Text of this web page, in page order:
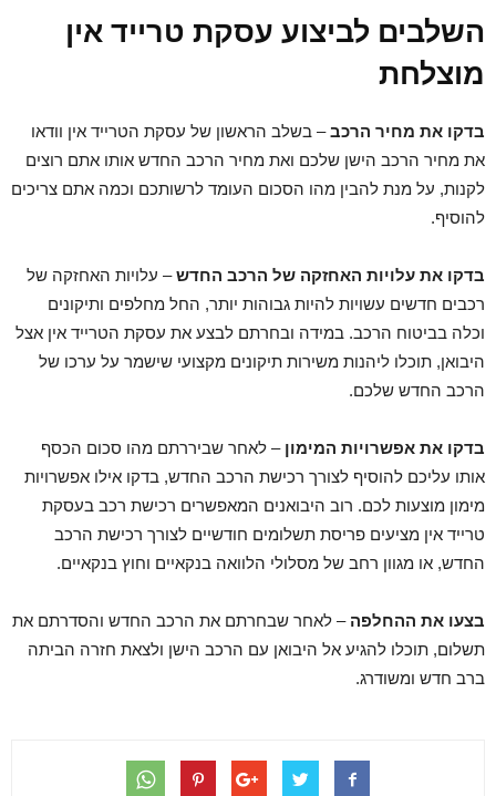
השלבים לביצוע עסקת טרייד אין
מוצלחת
בדקו את מחיר הרכב– בשלב הראשון של עסקת הטרייד אין וודאו
את מחיר הרכב הישן שלכם ואת מחיר הרכב החדש אותו אתם רוצים
לקנות, על מנת להבין מהו הסכום העומד לרשותכם וכמה אתם צריכים
להוסיף.
בדקו את עלויות האחזקה של הרכב החדש– עלויות האחזקה של
רכבים חדשים עשויות להיות גבוהות יותר, החל מחלפים ותיקונים
וכלה בביטוח הרכב. במידה ובחרתם לבצע את עסקת הטרייד אין אצל
היבואן, תוכלו ליהנות משירות תיקונים מקצועי שישמר על ערכו של
הרכב החדש שלכם.
בדקו את אפשרויות המימון – לאחר שביררתם מהו סכום הכסף
אותו עליכם להוסיף לצורך רכישת הרכב החדש, בדקו אילו אפשרויות
מימון מוצעות לכם. רוב היבואנים המאפשרים רכישת רכב בעסקת
טרייד אין מציעים פריסת תשלומים חודשיים לצורך רכישת הרכב
החדש, או מגוון רחב של מסלולי הלוואה בנקאיים וחוץ בנקאיים.
בצעו את ההחלפה – לאחר שבחרתם את הרכב החדש והסדרתם את
תשלום, תוכלו להגיע אל היבואן עם הרכב הישן ולצאת חזרה הביתה
ברב חדש ומשודרג.